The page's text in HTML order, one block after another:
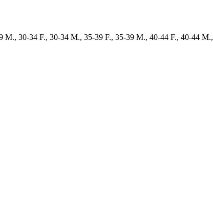
30-34 F., 30-34 M., 35-39 F., 35-39 M., 40-44 F., 40-44